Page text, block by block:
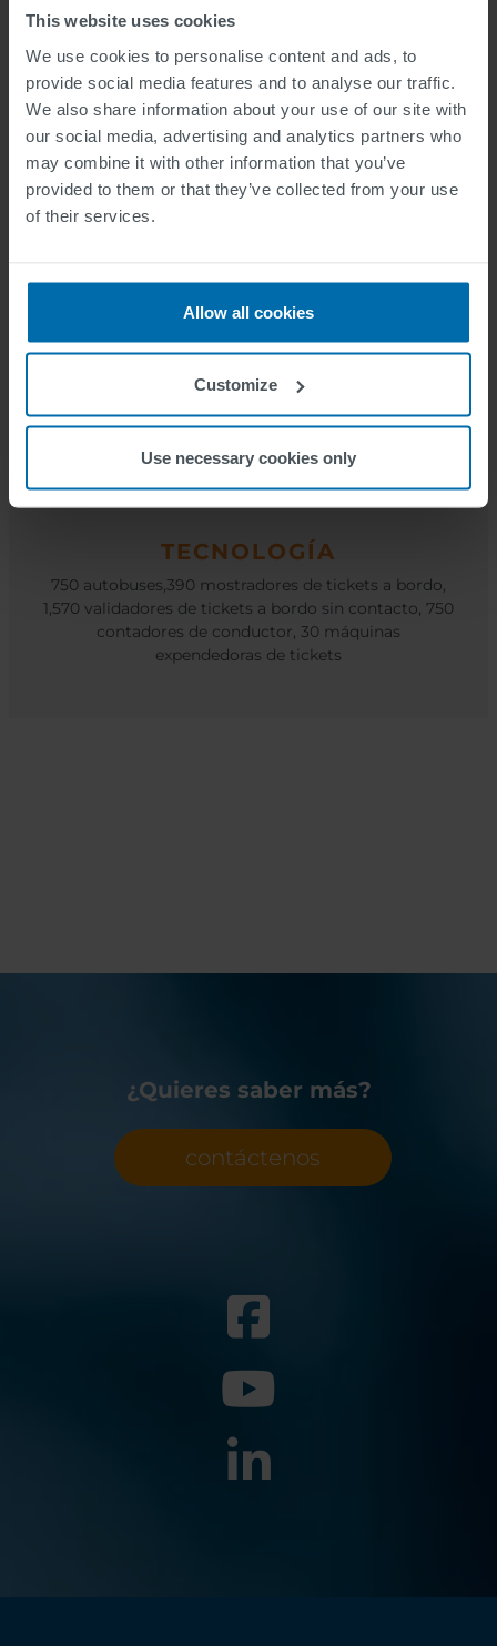
This website uses cookies
We use cookies to personalise content and ads, to
provide social media features and to analyse our traffic.
We also share information about your use of our site with
our social media, advertising and analytics partners who
may combine it with other information that you’ve
provided to them or that they’ve collected from your use
of their services.
Allow all cookies
Customize
Use necessary cookies only
CLAVE
DURACIÓN DEL PROYECTO
2014-2016
Implementar un sistema de gestión de transporte
inteligente con todos los aspectos relevantes del
SERVICIOS
Planificación y ejecución de un sistema de gestión
de flotas, información y billetes electrónicos para 750
TECNOLOGÍA
750 autobuses,390 mostradores de tickets a bordo,
1,570 validadores de tickets a bordo sin contacto, 750
contadores de conductor, 30 máquinas
expendedoras de tickets
¿Quieres saber más?
contáctenos